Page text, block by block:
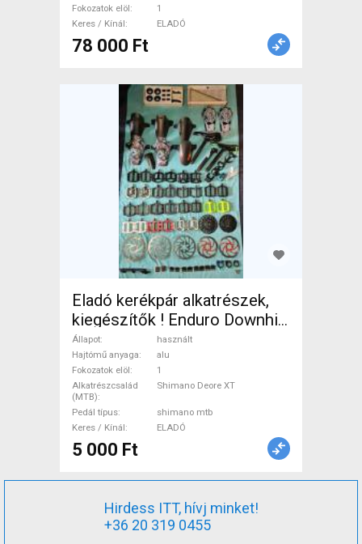
Fokozatok elöl
1
Keres / Kínál
ELADÓ
78 000 Ft
Eladó kerékpár alkatrészek,
kiegészítők ! Enduro Downhill
MTB Mountain Bike
Alkatrész, MTB
Hajtásrendszer használt
ELADÓ
Állapot
használt
Hajtómű anyaga
alu
Fokozatok elöl
1
Alkatrészcsalád
(MTB)
Shimano Deore XT
Pedál típus
shimano mtb
Keres / Kínál
ELADÓ
5 000 Ft
Hirdess ITT, hívj minket!
+36 20 319 0455